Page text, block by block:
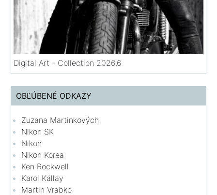
Digital Art - Collection 2026.6
OBĽÚBENÉ ODKAZY
Zuzana Martinkových
Nikon SK
Nikon
Nikon Korea
Ken Rockwell
Karol Kállay
Martin Vrabko